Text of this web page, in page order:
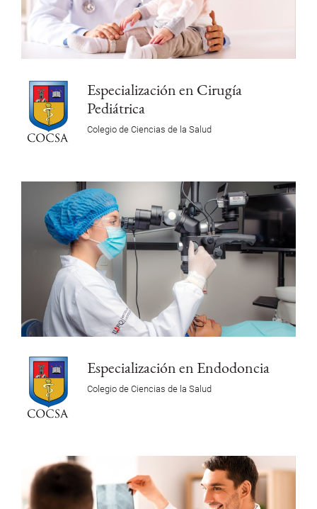
Especialización en Cirugía
Pediátrica
Colegio de Ciencias de la Salud
Especialización en Endodoncia
Colegio de Ciencias de la Salud